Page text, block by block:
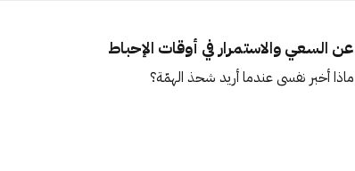
عن السعي والاستمرار في أوقات الإحباط
ماذا أخبر نفسي عندما أريد شحذ الهمّة؟